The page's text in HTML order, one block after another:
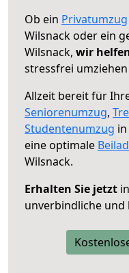
Ob ein Privatumzug
Wilsnack oder ein
Wilsnack, wir
stressfrei
Allzeit bereit für
Seniorenumzug,
Studentenumzug
eine optimale
Wilsnack.
Erhalten Sie jetzt
unverbindliche